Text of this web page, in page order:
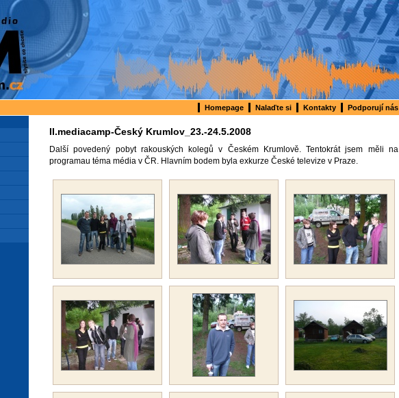
Homepage Nalaďte si Kontakty Podporují nás
II.mediacamp-Český Krumlov_23.-24.5.2008
Další povedený pobyt rakouských kolegů v Českém Krumlově. Tentokrát jsem měli na
programau téma média v ČR. Hlavním bodem byla exkurze České televize v Praze.